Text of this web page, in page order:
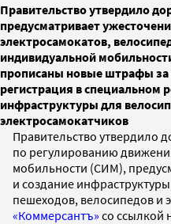
Правительство утвердило
предусматривает
электросамокатов,
индивидуальной
прописаны новые штрафы
регистрация в специальном
инфраструктуры для
электросамокатчиков
Правительство утвердило
по регулированию
мобильности (СИМ),
и создание
пешеходов, велосипедов и
«Коммерсантъ» со ссылкой